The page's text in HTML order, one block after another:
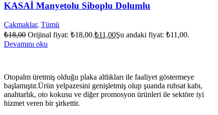
KASAİ Manyetolu Siboplu Dolumlu
Çakmaklar, Tümü
₺18,00 Orijinal fiyat: ₺18,00.₺11,00Şu andaki fiyat: ₺11,00.
Devamını oku
Otopalm üretmiş olduğu plaka altlıkları ile faaliyet göstermeye
başlamıştır.Ürün yelpazesini genişletmiş olup şuanda ruhsat kabı,
anahtarlık, oto kokusu ve diğer promosyon ürünleri ile sektöre iyi
hizmet veren bir şirkettir.